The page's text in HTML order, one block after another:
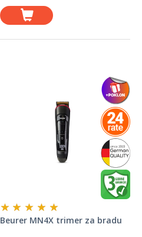
Beurer MN4X trimer za bradu